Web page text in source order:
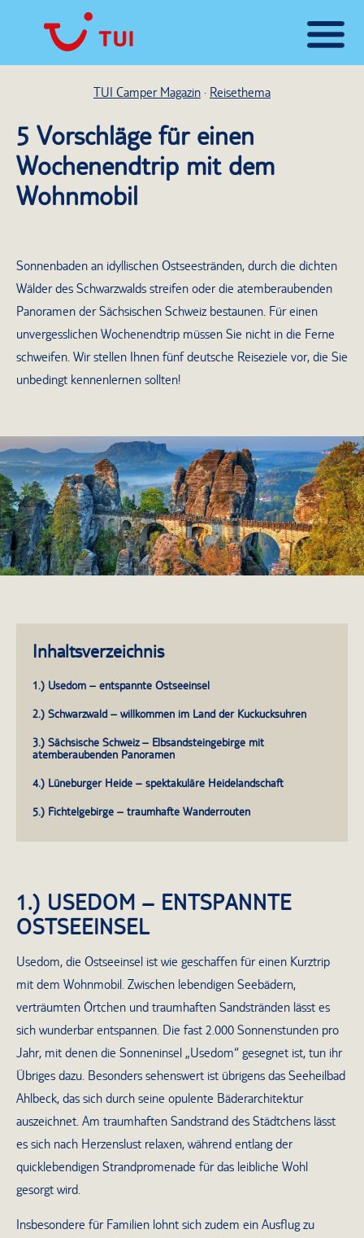
TUI Camper Magazin Reisethema
5 Vorschläge für einen
Wochenendtrip mit dem
Wohnmobil
Sonnenbaden an idyllischen Ostseestränden, durch die dichten
Wälder des Schwarzwalds streifen oder die atemberaubenden
Panoramen der Sächsischen Schweiz bestaunen. Für einen
unvergesslichen Wochenendtrip müssen Sie nicht in die Ferne
schweifen. Wir stellen Ihnen fünf deutsche Reiseziele vor, die Sie
unbedingt kennenlernen sollten!
Inhaltsverzeichnis
1.) Usedom – entspannte Ostseeinsel
2.) Schwarzwald – willkommen im Land der Kuckucksuhren
3.) Sächsische Schweiz – Elbsandsteingebirge mit
atemberaubenden Panoramen
4.) Lüneburger Heide – spektakuläre Heidelandschaft
5.) Fichtelgebirge – traumhafte Wanderrouten
1.) USEDOM – ENTSPANNTE
OSTSEEINSEL
Usedom, die Ostseeinsel ist wie geschaffen für einen Kurztrip
mit dem Wohnmobil. Zwischen lebendigen Seebädern,
verträumten Örtchen und traumhaften Sandstränden lässt es
sich wunderbar entspannen. Die fast 2.000 Sonnenstunden pro
Jahr, mit denen die Sonneninsel „Usedom“ gesegnet ist, tun ihr
Übriges dazu. Besonders sehenswert ist übrigens das Seeheilbad
Ahlbeck, das sich durch seine opulente Bäderarchitektur
auszeichnet. Am traumhaften Sandstrand des Städtchens lässt
es sich nach Herzenslust relaxen, während entlang der
quicklebendigen Strandpromenade für das leibliche Wohl
gesorgt wird.
Insbesondere für Familien lohnt sich zudem ein Ausflug zu